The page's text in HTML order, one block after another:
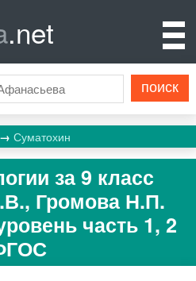
.net
Суматохин
за 9 класс
Громова Н.П.
часть 1, 2